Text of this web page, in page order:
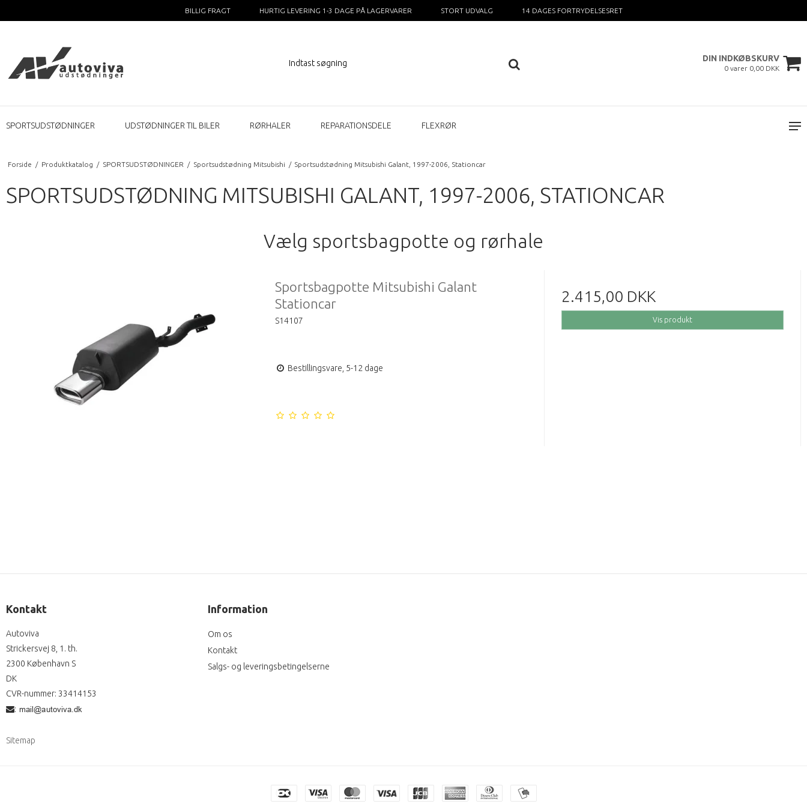
BILLIG FRAGT HURTIG LEVERING 1-3 DAGE PÅ LAGERVARER STORT UDVALG 14 DAGES FORTRYDELSESRET
DIN INDKØBSKURV
0 varer 0,00 DKK
SPORTSUDSTØDNINGER UDSTØDNINGER TIL BILER RØRHALER REPARATIONSDELE FLEXRØR
Forside / Produktkatalog / SPORTSUDSTØDNINGER / Sportsudstødning Mitsubishi / Sportsudstødning Mitsubishi Galant, 1997-2006, Stationcar
SPORTSUDSTØDNING MITSUBISHI GALANT, 1997-2006, STATIONCAR
Vælg sportsbagpotte og rørhale
Sportsbagpotte Mitsubishi Galant
Stationcar
S14107
Bestillingsvare, 5-12 dage
2.415,00 DKK
Vis produkt
Kontakt
Autoviva
Strickersvej 8, 1. th.
2300 København S
DK
CVR-nummer: 33414153
:
Sitemap
Information
Om os
Kontakt
Salgs- og leveringsbetingelserne